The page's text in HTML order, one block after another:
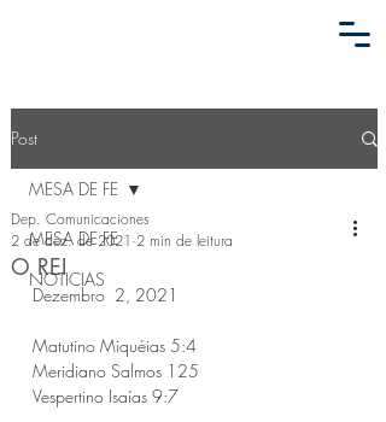
Post
MESA DE FE
NOTICIAS
MESA DE FE
O REI
Dep. Comunicaciones
2 de dez. de 2021 2 min de leitura
Dezembro  2, 2021
Matutino Miquéias 5:4
Meridiano Salmos 125
Vespertino Isaías 9:7